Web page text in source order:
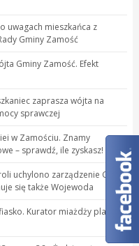
uwagach mieszkańca z
Gminy Zamość
Gminy Zamość. Efekt
zaprasza wójta na
sprawczej
w Zamościu. Znamy
– sprawdź, ile zyskasz!
uchylono zarządzenie GOK
się także Wojewoda
Kurator miażdży plany